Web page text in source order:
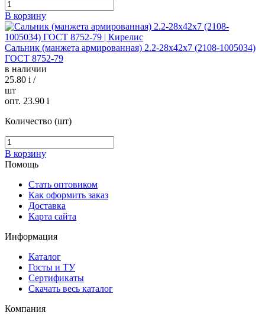
В корзину
Сальник (манжета армированная) 2.2-28х42х7 (2108-1005034)
ГОСТ 8752-79
в наличии
25.80 i /
шт
опт. 23.90 i
Количество (шт)
В корзину
Помощь
Стать оптовиком
Как оформить заказ
Доставка
Карта сайта
Информация
Каталог
Госты и ТУ
Сертификаты
Скачать весь каталог
Компания